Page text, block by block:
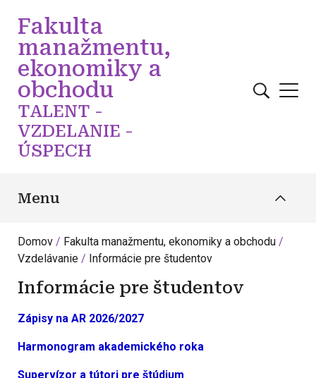
Fakulta
manažmentu,
ekonomiky a
obchodu
TALENT -
VZDELANIE -
ÚSPECH
Menu
Domov
Fakulta manažmentu, ekonomiky a obchodu
Vzdelávanie
Informácie pre študentov
Informácie pre študentov
Zápisy na AR 2026/2027
Harmonogram akademického roka
Supervízor a tútori pre štúdium